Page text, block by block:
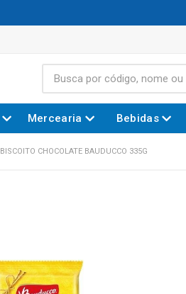
Mercearia Bebidas
BISCOITO CHOCOLATE BAUDUCCO 335G